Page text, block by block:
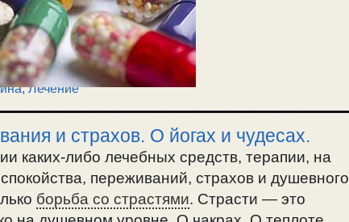
Лечение
и страхов. О йогах и чудесах.
каких-либо лечебных средств, терапии, на
переживаний, страхов и душевного
борьба со страстями. Страсти — это